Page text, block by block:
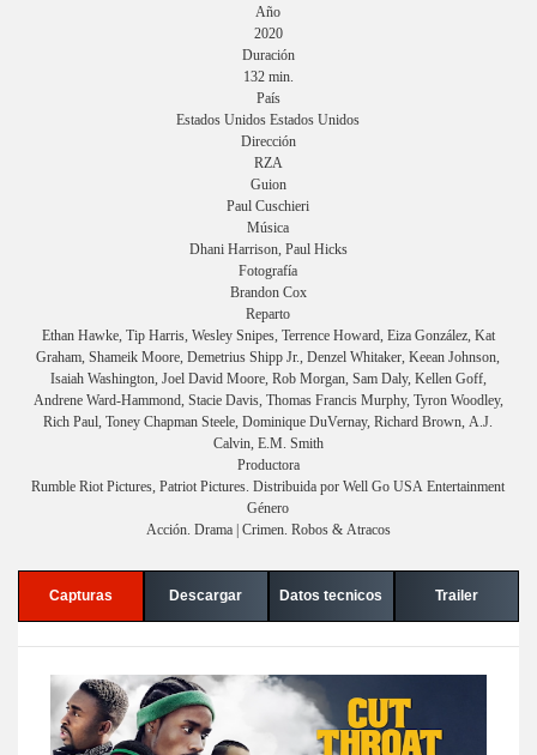
Año
2020
Duración
132 min.
País
Estados Unidos Estados Unidos
Dirección
RZA
Guion
Paul Cuschieri
Música
Dhani Harrison, Paul Hicks
Fotografía
Brandon Cox
Reparto
Ethan Hawke, Tip Harris, Wesley Snipes, Terrence Howard, Eiza González, Kat
Graham, Shameik Moore, Demetrius Shipp Jr., Denzel Whitaker, Keean Johnson,
Isaiah Washington, Joel David Moore, Rob Morgan, Sam Daly, Kellen Goff,
Andrene Ward-Hammond, Stacie Davis, Thomas Francis Murphy, Tyron Woodley,
Rich Paul, Toney Chapman Steele, Dominique DuVernay, Richard Brown, A.J.
Calvin, E.M. Smith
Productora
Rumble Riot Pictures, Patriot Pictures. Distribuida por Well Go USA Entertainment
Género
Acción. Drama | Crimen. Robos & Atracos
Capturas Descargar Datos tecnicos Trailer